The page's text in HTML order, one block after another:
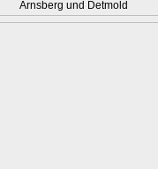
Arnsberg und Detmold